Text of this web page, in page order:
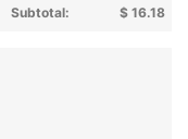
Subtotal:
$ 16.18